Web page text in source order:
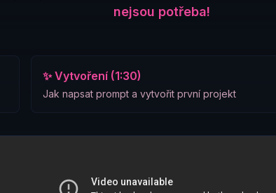
nejsou potřeba!
✨ Vytvoření (1:30)
Jak napsat prompt a vytvořit první projekt